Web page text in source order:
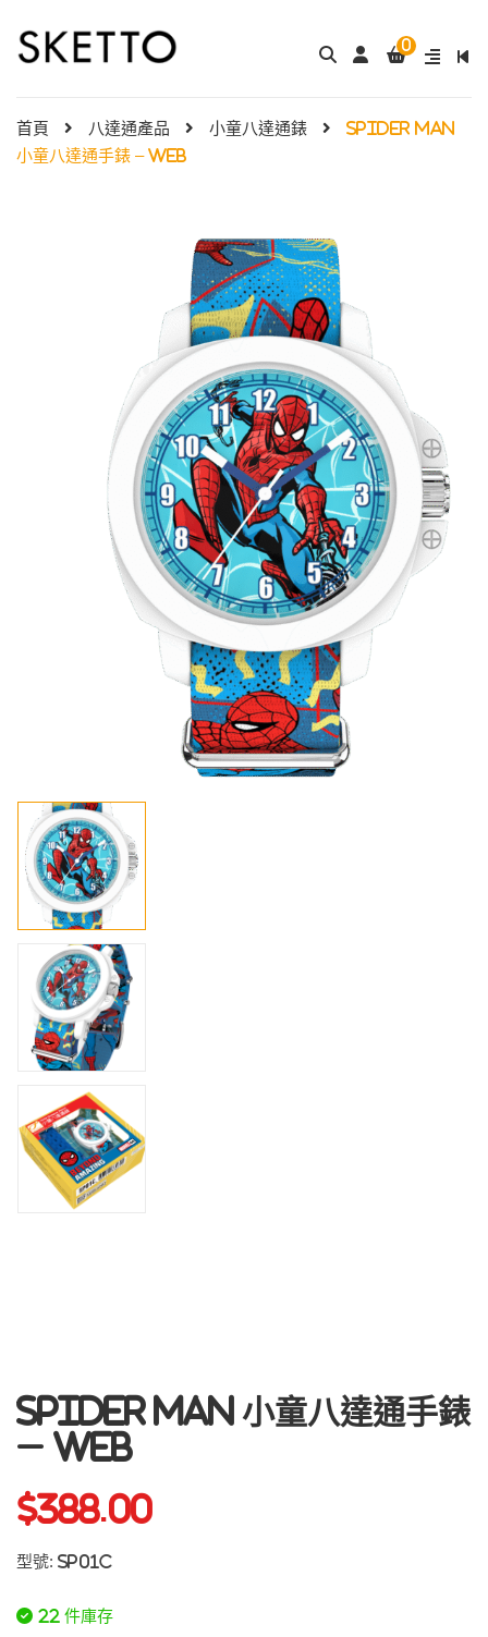
0
首頁 八達通產品 小童八達通錶
Spider Man
小童八達通手錶 – Web
Spider Man 小童八達通手錶
– Web
$388.00
型號: SP01C
22 件庫存
$ 288.00
Hello Kitty 小童
98.00
Hello Kitty 小童
尼龍錶帶 ...
98.00
$98.00
Little Twin Stars 小童尼
...
$98.00
小童尼龍錶帶 – 玫 ...
$88.00